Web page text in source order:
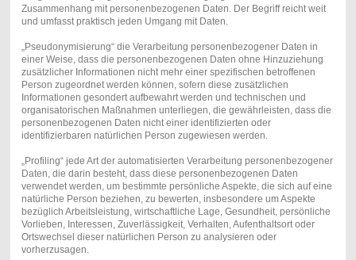
Zusammenhang mit personenbezogenen Daten. Der Begriff reicht weit
und umfasst praktisch jeden Umgang mit Daten.
„Pseudonymisierung“ die Verarbeitung personenbezogener Daten in
einer Weise, dass die personenbezogenen Daten ohne Hinzuziehung
zusätzlicher Informationen nicht mehr einer spezifischen betroffenen
Person zugeordnet werden können, sofern diese zusätzlichen
Informationen gesondert aufbewahrt werden und technischen und
organisatorischen Maßnahmen unterliegen, die gewährleisten, dass die
personenbezogenen Daten nicht einer identifizierten oder
identifizierbaren natürlichen Person zugewiesen werden.
„Profiling“ jede Art der automatisierten Verarbeitung personenbezogener
Daten, die darin besteht, dass diese personenbezogenen Daten
verwendet werden, um bestimmte persönliche Aspekte, die sich auf eine
natürliche Person beziehen, zu bewerten, insbesondere um Aspekte
bezüglich Arbeitsleistung, wirtschaftliche Lage, Gesundheit, persönliche
Vorlieben, Interessen, Zuverlässigkeit, Verhalten, Aufenthaltsort oder
Ortswechsel dieser natürlichen Person zu analysieren oder
vorherzusagen.